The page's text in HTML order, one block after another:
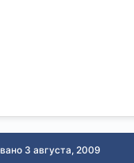
3 августа, 2009